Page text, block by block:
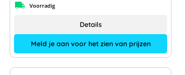
Voorradig
Meld je aan voor het zien van prijzen
Details